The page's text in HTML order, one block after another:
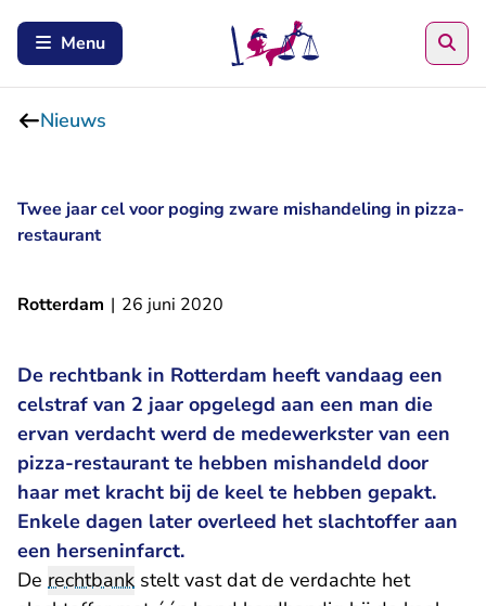
Menu
Nieuws
Twee jaar cel voor poging zware mishandeling in pizza-
restaurant
Rotterdam | 26 juni 2020
De rechtbank in Rotterdam heeft vandaag een
celstraf van 2 jaar opgelegd aan een man die
ervan verdacht werd de medewerkster van een
pizza-restaurant te hebben mishandeld door
haar met kracht bij de keel te hebben gepakt.
Enkele dagen later overleed het slachtoffer aan
een herseninfarct.
De rechtbank stelt vast dat de verdachte het